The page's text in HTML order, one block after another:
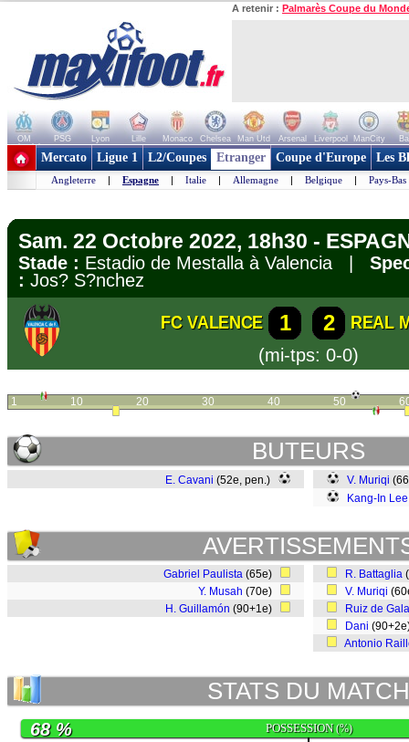
A retenir : Palmarès Coupe du
OM PSG Lyon Lille Monaco Chelsea Man Utd Arsenal Liverpool ManCity
+ de clubs
Mercato Ligue 1 L2/Coupes Etranger Coupe d'Europe Les
Angleterre | Espagne | Italie | Allemagne | Belgique | Pays-Bas
Sam. 22 Octobre 2022, 18h30 -
Stade : Estadio de Mestalla à Valencia |
: Jos? S?nchez
FC VALENCE 1 2
REAL
(mi-tps: 0-0)
1 10 20 30 40 50
BUTEURS
E. Cavani (52e, pen.) V. Muriqi
Kang-In Lee
Gabriel Paulista (65e)
Y. Musah (70e)
H. Guillamón (90+1e)
R. Battaglia
V. Muriqi
Ruiz de
Dani
Antonio
STATS DU MATCH
POSSESSION(%)
68 %